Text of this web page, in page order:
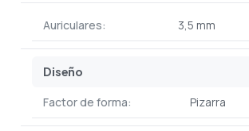
Auriculares: 3,5 mm
Diseño
Factor de forma: Pizarra